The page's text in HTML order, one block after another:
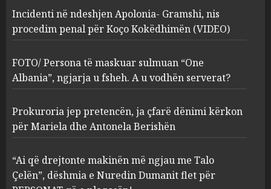
3
FOTO/ Persona të maskuar
sulmuan “One Albania”,
ngjarja u fsheh. A u vodhën
serverat?
MARCH 25, 2025
4
Prokuroria jep pretencën, ja
çfarë dënimi kërkon për
Berishën
MARCH 25, 2025
Incidenti në ndeshjen Apolonia- Gramshi, nis
procedim penal për Koço Kokëdhimën (VIDEO)
FOTO/ Persona të maskuar sulmuan “One
Albania”, ngjarja u fsheh. A u vodhën serverat?
Prokuroria jep pretencën, ja çfarë dënimi kërkon
për Mariela dhe Antonela Berishën
“Ai që drejtonte makinën më ngjau me Talo
Çelën”, dëshmia e Nuredin Dumanit flet për